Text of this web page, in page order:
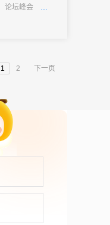
论坛峰会
1 2 下一页